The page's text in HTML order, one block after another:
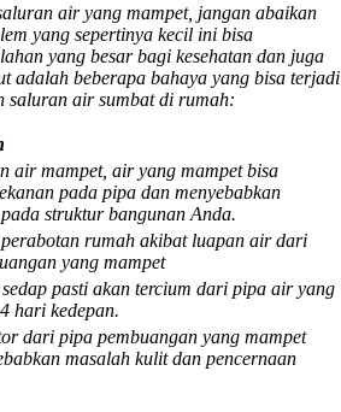
air yang mampet, jangan abaikan
yang sepertinya kecil ini bisa
yang besar bagi kesehatan dan juga
adalah beberapa bahaya yang bisa terjadi
saluran air sumbat di rumah:
air mampet, air yang mampet bisa
pada pipa dan menyebabkan
struktur bangunan Anda.
rumah akibat luapan air dari
yang mampet
pasti akan tercium dari pipa air yang
hari kedepan.
dari pipa pembuangan yang mampet
masalah kulit dan pencernaan